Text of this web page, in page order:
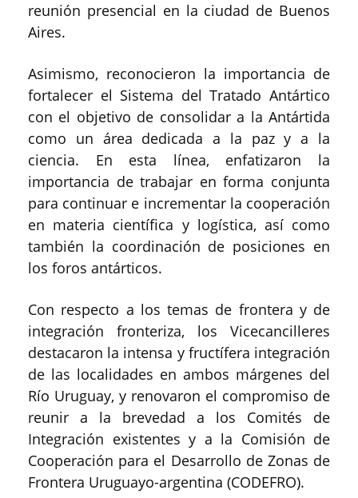
reunión presencial en la ciudad de Buenos
Aires.
Asimismo, reconocieron la importancia de
fortalecer el Sistema del Tratado Antártico
con el objetivo de consolidar a la Antártida
como un área dedicada a la paz y a la
ciencia. En esta línea, enfatizaron la
importancia de trabajar en forma conjunta
para continuar e incrementar la cooperación
en materia científica y logística, así como
también la coordinación de posiciones en
los foros antárticos.
Con respecto a los temas de frontera y de
integración fronteriza, los Vicecancilleres
destacaron la intensa y fructífera integración
de las localidades en ambos márgenes del
Río Uruguay, y renovaron el compromiso de
reunir a la brevedad a los Comités de
Integración existentes y a la Comisión de
Cooperación para el Desarrollo de Zonas de
Frontera Uruguayo-argentina (CODEFRO).